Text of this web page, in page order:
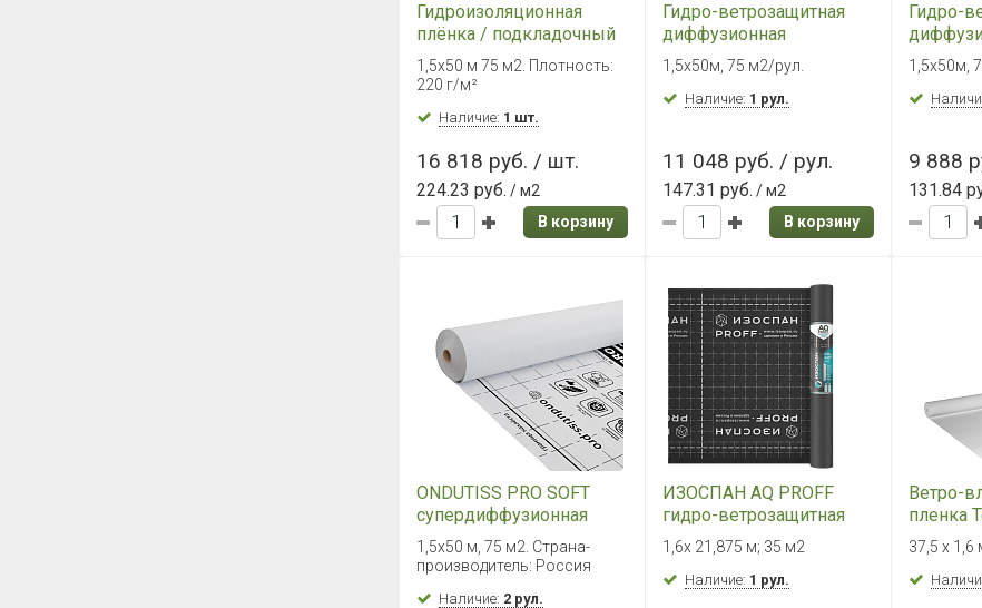
Гидроизоляционная
плёнка / подкладочный
ковёр DELTA ROOF,
1,5х50, 75м²
1,5х50 м 75 м2. Плотность:
220 г/м²
Наличие: 1 шт.
16 818 руб. / шт.
224.23 руб. / м2
В корзину
Гидро-ветрозащитная
диффузионная
мембрана
ТехноНИКОЛЬ MASTER
ВЕНТ 150 (75 м2)
1,5х50м, 75 м2/рул.
Наличие: 1 рул.
11 048 руб. / рул.
147.31 руб. / м2
В корзину
Гидро-
ВЕНТ
1,5х50м,
9 888
131.84
ONDUTISS PRO SOFT
супердиффузионная
мембрана 75 м²
1,5х50 м, 75 м2. Страна-
производитель: Россия
Наличие: 2 рул.
ИЗОСПАН AQ PROFF
гидро-ветрозащитная
паропроницаемая
усиленная мембрана (35
м2)
1,6х 21,875 м; 35 м2
Наличие: 1 рул.
Ветро-
пленка
ДАЧА А,
37,5 х 1,6